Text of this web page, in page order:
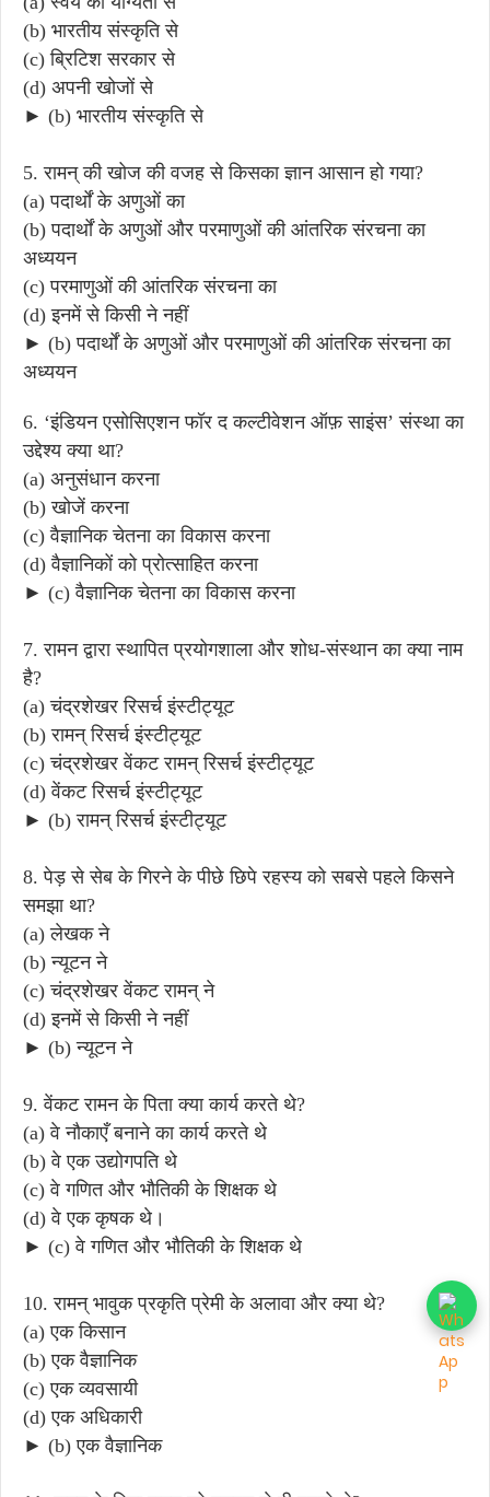
(b) भारतीय संस्कृति से
(c) ब्रिटिश सरकार से
(d) अपनी खोजों से
► (b) भारतीय संस्कृति से
5. रामन् की खोज की वजह से किसका ज्ञान आसान हो गया?
(a) पदार्थों के अणुओं का
(b) पदार्थों के अणुओं और परमाणुओं की आंतरिक संरचना का
अध्ययन
(c) परमाणुओं की आंतरिक संरचना का
(d) इनमें से किसी ने नहीं
► (b) पदार्थों के अणुओं और परमाणुओं की आंतरिक संरचना का
अध्ययन
6. ‘इंडियन एसोसिएशन फॉर द कल्टीवेशन ऑफ़ साइंस’ संस्था का
उद्देश्य क्या था?
(a) अनुसंधान करना
(b) खोजें करना
(c) वैज्ञानिक चेतना का विकास करना
(d) वैज्ञानिकों को प्रोत्साहित करना
► (c) वैज्ञानिक चेतना का विकास करना
7. रामन द्वारा स्थापित प्रयोगशाला और शोध-संस्थान का क्या नाम
है?
(a) चंद्रशेखर रिसर्च इंस्टीट्यूट
(b) रामन् रिसर्च इंस्टीट्यूट
(c) चंद्रशेखर वेंकट रामन् रिसर्च इंस्टीट्यूट
(d) वेंकट रिसर्च इंस्टीट्यूट
► (b) रामन् रिसर्च इंस्टीट्यूट
8. पेड़ से सेब के गिरने के पीछे छिपे रहस्य को सबसे पहले किसने
समझा था?
(a) लेखक ने
(b) न्यूटन ने
(c) चंद्रशेखर वेंकट रामन् ने
(d) इनमें से किसी ने नहीं
► (b) न्यूटन ने
9. वेंकट रामन के पिता क्या कार्य करते थे?
(a) वे नौकाएँ बनाने का कार्य करते थे
(b) वे एक उद्योगपति थे
(c) वे गणित और भौतिकी के शिक्षक थे
(d) वे एक कृषक थे।
► (c) वे गणित और भौतिकी के शिक्षक थे
10. रामन् भावुक प्रकृति प्रेमी के अलावा और क्या थे?
(a) एक किसान
(b) एक वैज्ञानिक
(c) एक व्यवसायी
(d) एक अधिकारी
► (b) एक वैज्ञानिक